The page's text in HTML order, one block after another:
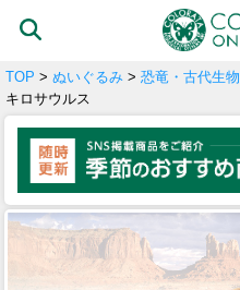
TOP > ぬいぐるみ > 恐竜・古代生物
キロサウルス